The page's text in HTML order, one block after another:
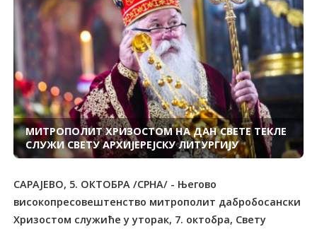
МИТРОПОЛИТ ХРИЗОСТОМ НА ДАН СВЕТЕ ТЕКЛЕ
СЛУЖИ СВЕТУ АРХИЈЕРЕЈСКУ ЛИТУРГИЈУ
САРАЈЕВО, 5. ОКТОБРА /СРНА/ - Његово
високопресовештенство митрополит дабробосански
Хризостом служиће у уторак, 7. октобра, Свету